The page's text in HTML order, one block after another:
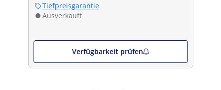
Tiefpreisgarantie
Ausverkauft
Verfügbarkeit prüfen